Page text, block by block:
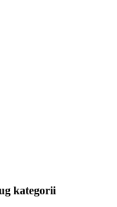
kategorii